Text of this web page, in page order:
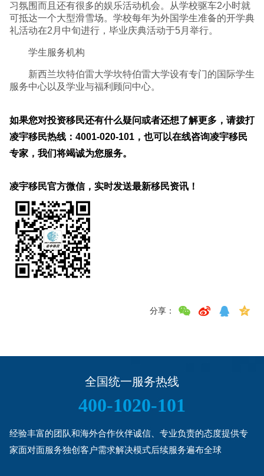
习氛围而且还有很多的娱乐活动机会。从学校驱车2小时就
可抵达一个大型滑雪场。学校每年为外国学生准备的开学典
礼活动在2月中旬进行，毕业庆典活动于5月举行。
学生服务机构
新西兰坎特伯雷大学坎特伯雷大学设有专门的国际学生
服务中心以及学业与福利顾问中心。
如果您对投资移民还有什么疑问或者还想了解更多，请拨打
凌宇移民热线： 4001-020-101，也可以在线咨询凌宇移民
专家，我们将竭诚为您服务。
凌宇移民官方微信，实时发送最新移民资讯！
分享：
全国统一服务热线
400-1020-101
经验丰富的团队和海外合作伙伴诚信、专业负责的态度提供专
家面对面服务独创客户需求解决模式后续服务遍布全球